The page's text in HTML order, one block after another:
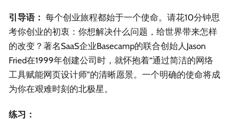
引导语： 每个创业旅程都始于一个使命。请花10分钟思
考你创业的初衷：你想解决什么问题，给世界带来怎样
的改变？著名SaaS企业Basecamp的联合创始人Jason
Fried在1999年创建公司时，就怀抱着“通过简洁的网络
工具赋能网页设计师”的清晰愿景。一个明确的使命将成
为你在艰难时刻的北极星。
练习：